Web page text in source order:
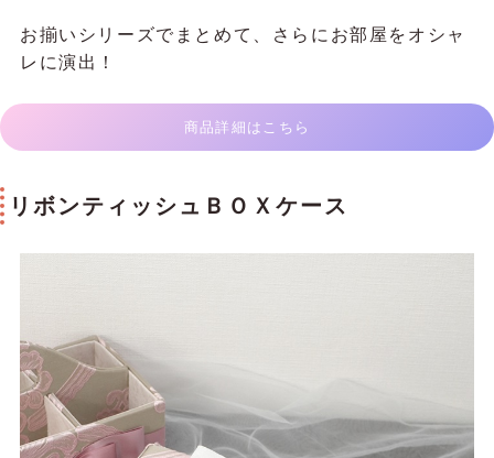
お揃いシリーズでまとめて、さらにお部屋をオシャ
レに演出！
商品詳細はこちら
リボンティッシュＢＯＸケース